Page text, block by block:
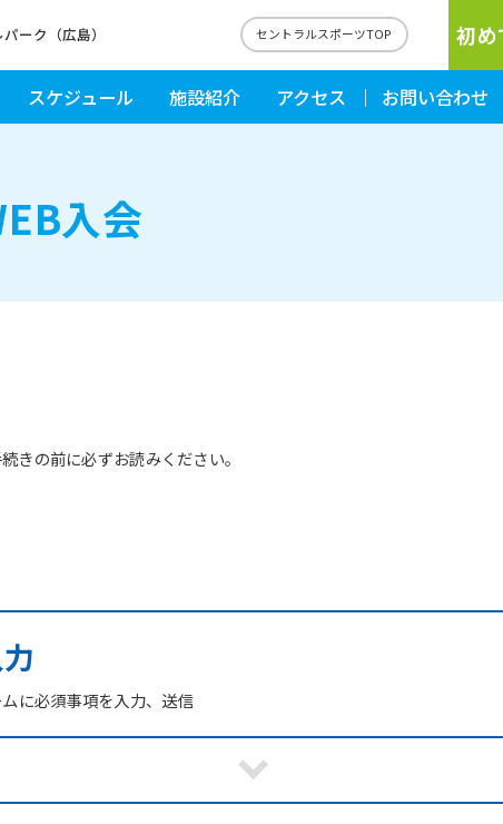
ーク（広島） セントラルスポーツTOP 初
スケジュール 施設紹介 アクセス お問い合わせ
入会
きの前に必ずお読みください。
に必須事項を入力、送信